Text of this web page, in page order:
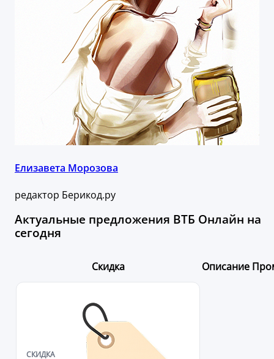
Елизавета Морозова
редактор Берикод.ру
Актуальные предложения ВТБ Онлайн на
сегодня
Скидка Описание